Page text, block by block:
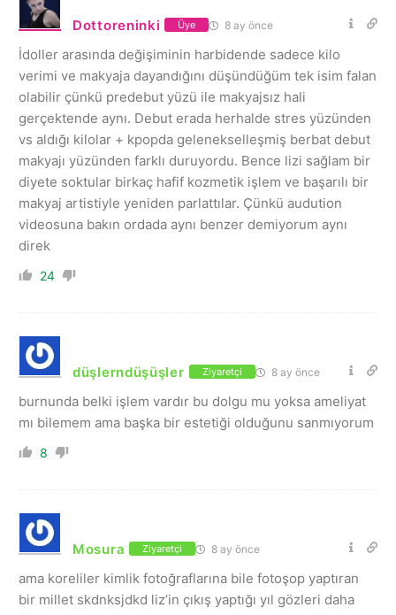
Dottoreninki Üye 8 ay önce
İdoller arasında değişiminin harbidende sadece kilo
verimi ve makyaja dayandığını düşündüğüm tek isim falan
olabilir çünkü predebut yüzü ile makyajsız hali
gerçektende aynı. Debut erada herhalde stres yüzünden
vs aldığı kilolar + kpopda gelenekselleşmiş berbat debut
makyajı yüzünden farklı duruyordu. Bence lizi sağlam bir
diyete soktular birkaç hafif kozmetik işlem ve başarılı bir
makyaj artistiyle yeniden parlattılar. Çünkü audution
videosuna bakın ordada aynı benzer demiyorum aynı
direk
24
düşlerndüşüşler Ziyaretçi 8 ay önce
burnunda belki işlem vardır bu dolgu mu yoksa ameliyat
mı bilemem ama başka bir estetiği olduğunu sanmıyorum
8
Mosura Ziyaretçi 8 ay önce
ama koreliler kimlik fotoğraflarına bile fotoşop yaptıran
bir millet skdnksjdkd liz’in çıkış yaptığı yıl gözleri daha